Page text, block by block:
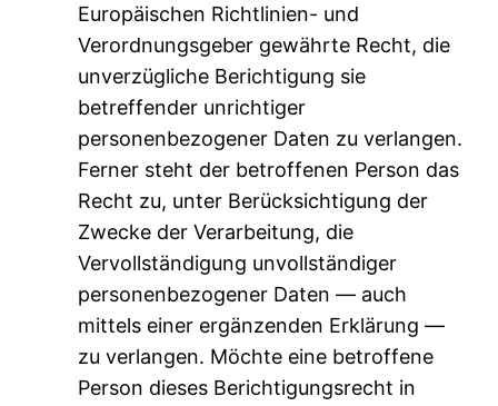
Europäischen Richtlinien- und
Verordnungsgeber gewährte Recht, die
unverzügliche Berichtigung sie
betreffender unrichtiger
personenbezogener Daten zu verlangen.
Ferner steht der betroffenen Person das
Recht zu, unter Berücksichtigung der
Zwecke der Verarbeitung, die
Vervollständigung unvollständiger
personenbezogener Daten — auch
mittels einer ergänzenden Erklärung —
zu verlangen. Möchte eine betroffene
Person dieses Berichtigungsrecht in